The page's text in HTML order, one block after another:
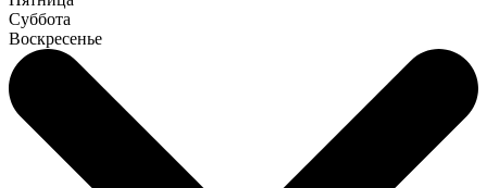
Суббота
Воскресенье